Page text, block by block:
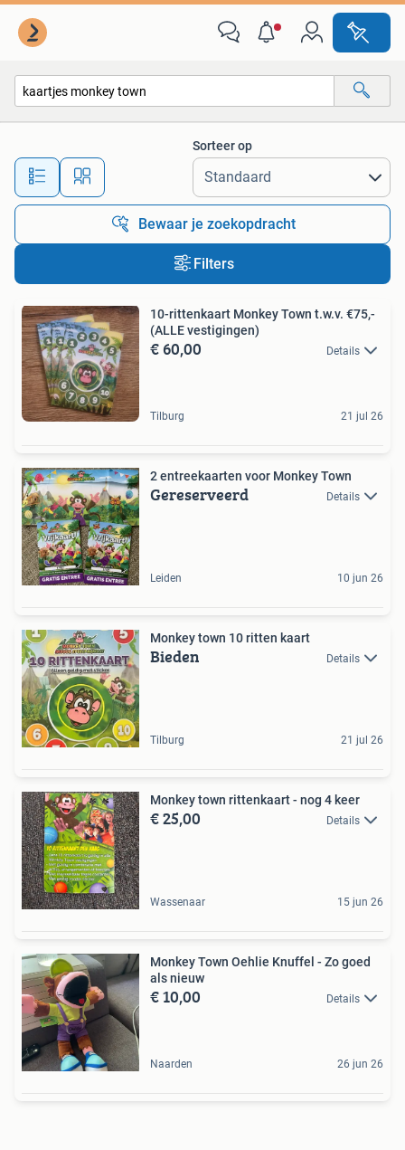
Alle afstanden…
Sorteer op
Bewaar je zoekopdracht
Filters
10-rittenkaart Monkey Town t.w.v. €75,-
(ALLE vestigingen)
€ 60,00 Details
Tilburg 21 jul 26
2 entreekaarten voor Monkey Town
Gereserveerd Details
Leiden 10 jun 26
Monkey town 10 ritten kaart
Bieden Details
Tilburg 21 jul 26
Monkey town rittenkaart - nog 4 keer
€ 25,00 Details
Wassenaar 15 jun 26
Monkey Town Oehlie Knuffel - Zo goed
als nieuw
€ 10,00 Details
Naarden 26 jun 26